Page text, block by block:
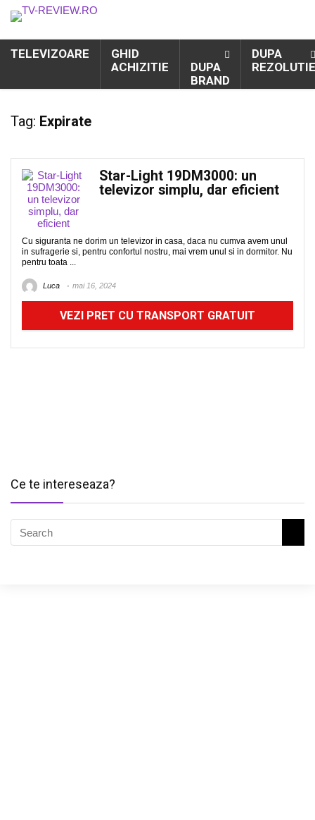
TELEVIZOARE
GHID
ACHIZITIE
DUPA
BRAND
DUPA
REZOLUTIE
Tag: Expirate
Star-Light 19DM3000: un
televizor simplu, dar eficient
Cu siguranta ne dorim un televizor in casa, daca nu cumva avem unul
in sufragerie si, pentru confortul nostru, mai vrem unul si in dormitor. Nu
pentru toata ...
Luca mai 16, 2024
VEZI PRET CU TRANSPORT GRATUIT
Ce te intereseaza?